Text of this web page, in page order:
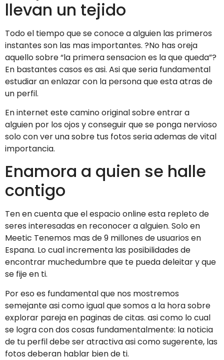
llevan un tejido
Todo el tiempo que se conoce a alguien las primeros
instantes son las mas importantes. ?No has oreja
aquello sobre “la primera sensacion es la que queda”?
En bastantes casos es asi. Asi que seri­a fundamental
estudiar an enlazar con la persona que esta atras de
un perfil.
En internet este camino original sobre entrar a
alguien por los ojos y conseguir que se ponga nervioso
solo con ver una sobre tus fotos seri­a ademas de vital
importancia.
Enamora a quien se halle
contigo
Ten en cuenta que el espacio online esta repleto de
seres interesadas en reconocer a alguien. Solo en
Meetic Tenemos mas de 9 millones de usuarios en
Espana. Lo cual incrementa las posibilidades de
encontrar muchedumbre que te pueda deleitar y que
se fije en ti.
Por eso es fundamental que nos mostremos
semejante asi­ como igual que somos a la hora sobre
explorar pareja en paginas de citas. asi­ como lo cual
se logra con dos cosas fundamentalmente: la noticia
de tu perfil debe ser atractiva asi­ como sugerente, las
fotos deberan hablar bien de ti.